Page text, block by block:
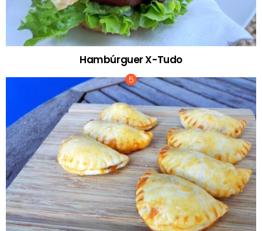
Hambúrguer X-Tudo